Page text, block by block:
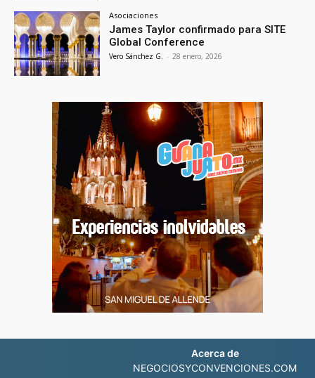
Asociaciones
James Taylor confirmado para SITE
Global Conference
Vero Sánchez G. - 28 enero, 2026
Acerca de
NEGOCIOSYCONVENCIONES.COM